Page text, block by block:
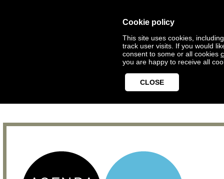
Cookie policy
This site uses cookies,
track user visits. If you would
consent to some or all cookies
you are happy to receive all
CLOSE